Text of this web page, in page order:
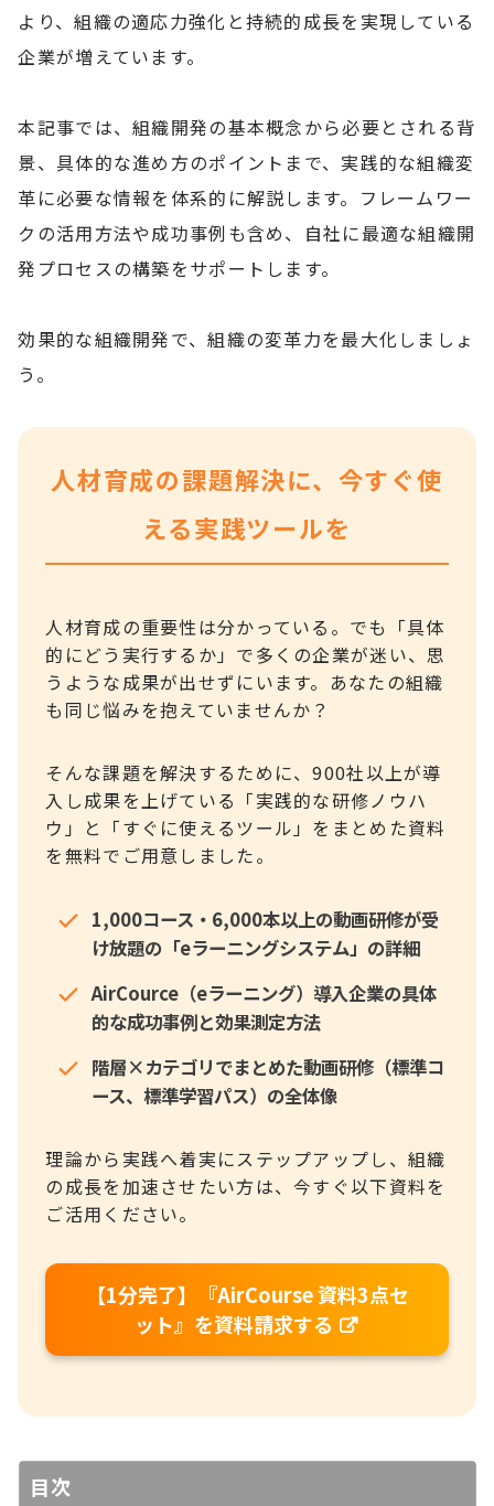
より、組織の適応力強化と持続的成長を実現している
企業が増えています。
本記事では、組織開発の基本概念から必要とされる背
景、具体的な進め方のポイントまで、実践的な組織変
革に必要な情報を体系的に解説します。フレームワー
クの活用方法や成功事例も含め、自社に最適な組織開
発プロセスの構築をサポートします。
効果的な組織開発で、組織の変革力を最大化しましょ
う。
人材育成の課題解決に、今すぐ使
える実践ツールを
人材育成の重要性は分かっている。でも「具体
的にどう実行するか」で多くの企業が迷い、思
うような成果が出せずにいます。あなたの組織
も同じ悩みを抱えていませんか？
そんな課題を解決するために、900社以上が導
入し成果を上げている「実践的な研修ノウハ
ウ」と「すぐに使えるツール」をまとめた資料
を無料でご用意しました。
1,000コース・6,000本以上の動画研修が受
け放題の「eラーニングシステム」の詳細
AirCource（eラーニング）導入企業の具体
的な成功事例と効果測定方法
階層×カテゴリでまとめた動画研修（標準コ
ース、標準学習パス）の全体像
理論から実践へ着実にステップアップし、組織
の成長を加速させたい方は、今すぐ以下資料を
ご活用ください。
【1分完了】『AirCourse 資料3点セ
ット』を資料請求する
目次